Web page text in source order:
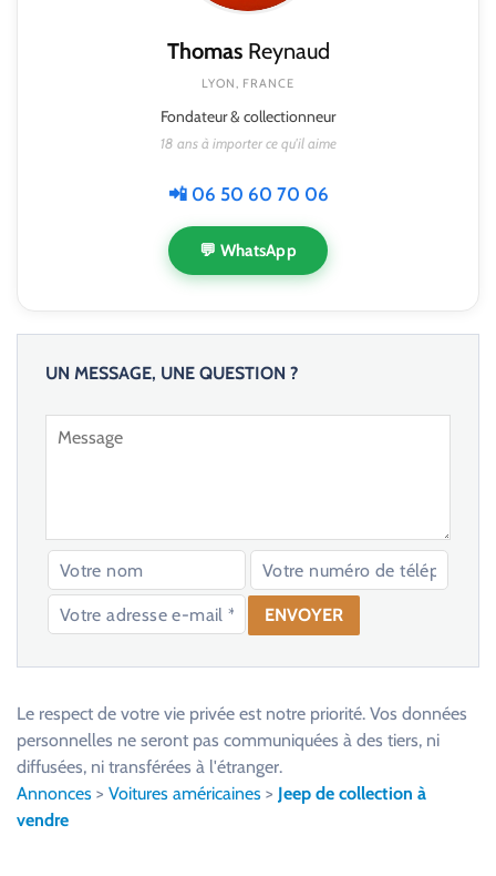
ThomasReynaud
LYON, FRANCE
Fondateur & collectionneur
18 ans à importer ce qu'il aime
📲 06 50 60 70 06
💬 WhatsApp
UN MESSAGE, UNE QUESTION ?
e
Le respect de votre vie privée est notre priorité. Vos données
personnelles ne seront pas communiquées à des tiers, ni
diffusées, ni transférées à l'étranger.
Annonces > Voitures américaines > Jeep de collection à
vendre